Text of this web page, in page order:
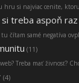
hru si najviac cenite,
treba aspoň raz
čítam samé negatíva
(11)
Treba mať živnosť?
(4)